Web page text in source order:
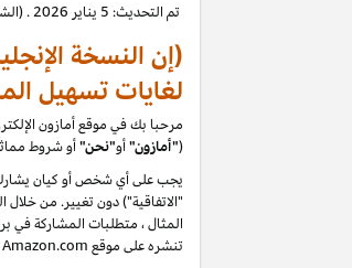
تم التحديث: 5 يناير 2026 . (الشركاء الحاليون، راجع التغييرات.)
(إن النسخة
لغايات تسهيل
مرحبا بك في موقع أمازون
(
"أمازون"أو"نحن"أو شروط
يجب على أي شخص أو كيان يشارك
المثال ، متطلبات المشاركة في
تنشره على موقع Amazon.com بإرشادات منتدى أمازون، بما في ذلك حظر تقييمات المستخدمين التي يتم إنشاؤها أو تحريرها أو إزالتها مقابل تعويض. يرجى قراءة السياسات والإرشادات بعناية